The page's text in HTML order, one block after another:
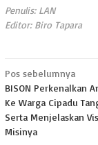
Penulis: LAN
Editor: Biro Tapara
Navigasi
pos
Pos sebelumnya
BISON Perkenalkan
Ke Warga Cipadu
Serta Menjelaskan
Misinya